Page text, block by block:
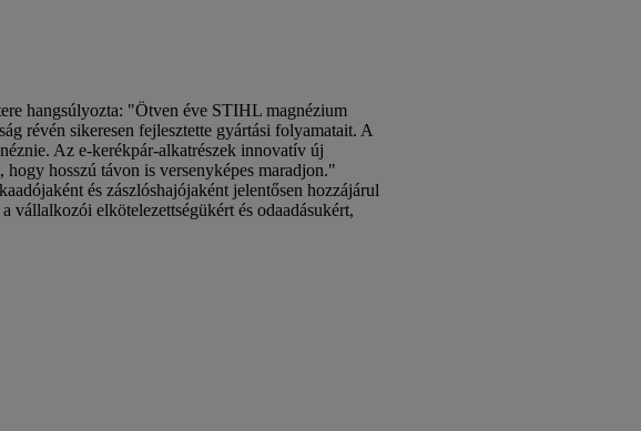
hangsúlyozta: "Ötven éve STIHL magnézium
révén sikeresen fejlesztette gyártási folyamatait. A
Az e-kerékpár-alkatrészek innovatív új
hosszú távon is versenyképes maradjon."
és zászlóshajójaként jelentősen hozzájárul
elkötelezettségükért és odaadásukért,